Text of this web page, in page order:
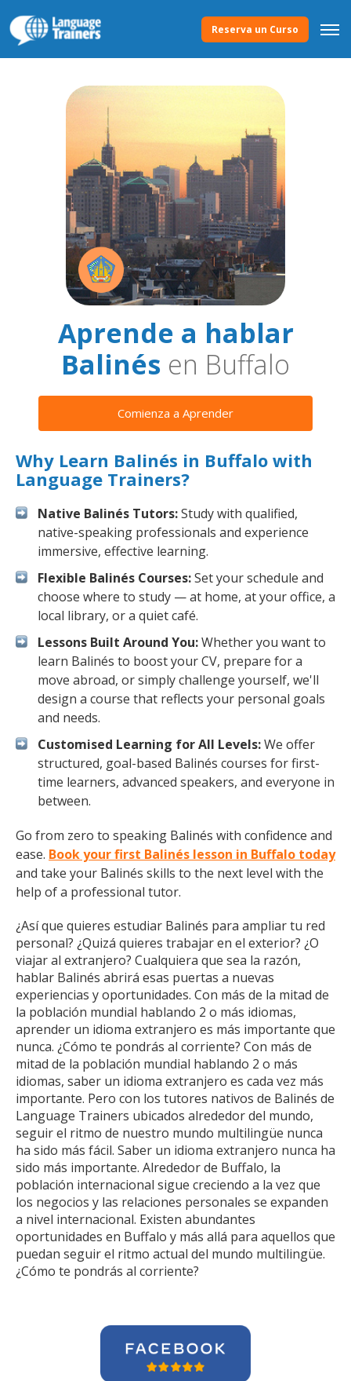
Reserva un Curso
Aprende a hablar
Balinés en Buffalo
Comienza a Aprender
Why Learn Balinés in Buffalo with
Language Trainers?
Native Balinés Tutors:Study with qualified,
native-speaking professionals and experience
immersive, effective learning.
Flexible Balinés Courses:Set your schedule and
choose where to study — at home, at your office, a
local library, or a quiet café.
Lessons Built Around You:Whether you want to
learn Balinés to boost your CV, prepare for a
move abroad, or simply challenge yourself, we'll
design a course that reflects your personal goals
and needs.
Customised Learning for All Levels:We offer
structured, goal-based Balinés courses for first-
time learners, advanced speakers, and everyone in
between.
Go from zero to speaking Balinés with confidence and
ease. Book your first Balinés lesson in Buffalo today
and take your Balinés skills to the next level with the
help of a professional tutor.
¿Así que quieres estudiar Balinés para ampliar tu red
personal? ¿Quizá quieres trabajar en el exterior? ¿O
viajar al extranjero? Cualquiera que sea la razón,
hablar Balinés abrirá esas puertas a nuevas
experiencias y oportunidades. Con más de la mitad de
la población mundial hablando 2 o más idiomas,
aprender un idioma extranjero es más importante que
nunca. ¿Cómo te pondrás al corriente? Con más de
mitad de la población mundial hablando 2 o más
idiomas, saber un idioma extranjero es cada vez más
importante. Pero con los tutores nativos de Balinés de
Language Trainers ubicados alrededor del mundo,
seguir el ritmo de nuestro mundo multilingüe nunca
ha sido más fácil. Saber un idioma extranjero nunca ha
sido más importante. Alrededor de Buffalo, la
población internacional sigue creciendo a la vez que
los negocios y las relaciones personales se expanden
a nivel internacional. Existen abundantes
oportunidades en Buffalo y más allá para aquellos que
puedan seguir el ritmo actual del mundo multilingüe.
¿Cómo te pondrás al corriente?